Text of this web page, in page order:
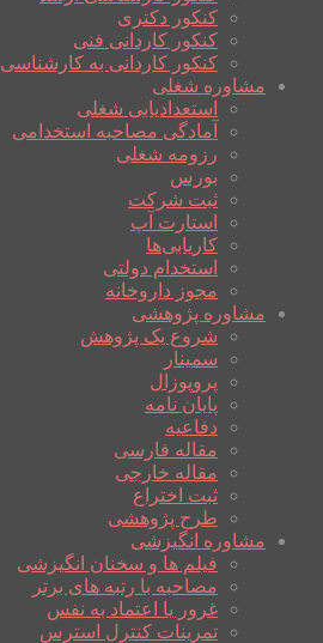
کنکور دکتری
کنکور کاردانی فنی
کنکور کاردانی به کارشناسی
مشاوره شغلی
استعدادیابی شغلی
آمادگی مصاحبه استخدامی
رزومه شغلی
بورس
ثبت شرکت
استارت آپ
کاریابی‌ها
استخدام دولتی
مجوز داروخانه
مشاوره پژوهشی
شروع یک پژوهش
سمینار
پروپوزال
پایان نامه
دفاعیه
مقاله فارسی
مقاله خارجی
ثبت اختراع
طرح پژوهشی
مشاوره انگیزشی
فیلم ها و سخنان انگیزشی
مصاحبه با رتبه های برتر
غرور یا اعتماد به نفس
تمرینات کنترل استرس